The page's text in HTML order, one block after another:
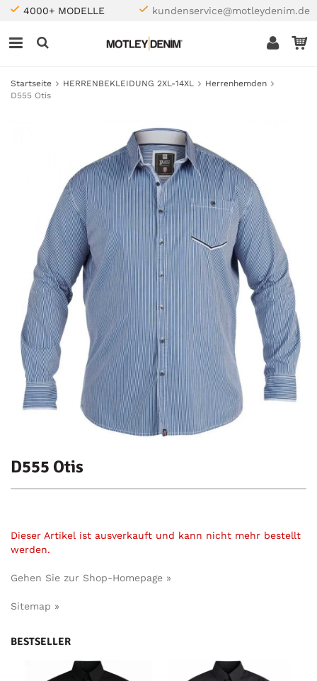
4000+ MODELLE kundenservice@motleydenim.de
Startseite HERRENBEKLEIDUNG 2XL-14XL
Herrenhemden
D555 Otis
D555 Otis
Dieser Artikel ist ausverkauft und kann nicht mehr bestellt
werden.
Gehen Sie zur Shop-Homepage »
Sitemap »
BESTSELLER